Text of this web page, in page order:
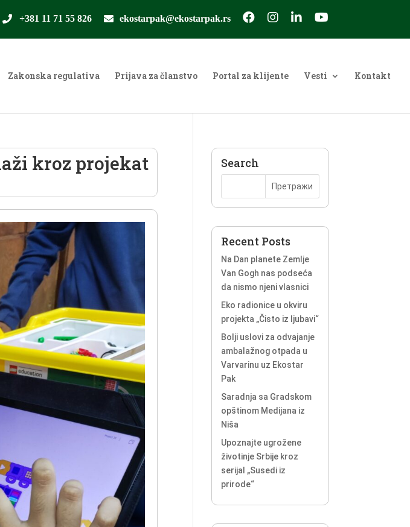
+381 11 71 55 826 ekostarpak@ekostarpak.rs
Zakonska regulativa Prijava za članstvo Portal za klijente Vesti Kontakt
kroz projekat Search
Recent Posts
Na Dan planete Zemlje
Van Gogh nas podseća
da nismo njeni vlasnici
Eko radionice u okviru
projekta „Čisto iz ljubavi“
Bolji uslovi za odvajanje
ambalažnog otpada u
Varvarinu uz Ekostar
Pak
Saradnja sa Gradskom
opštinom Medijana iz
Niša
Upoznajte ugrožene
životinje Srbije kroz
serijal „Susedi iz
prirode“